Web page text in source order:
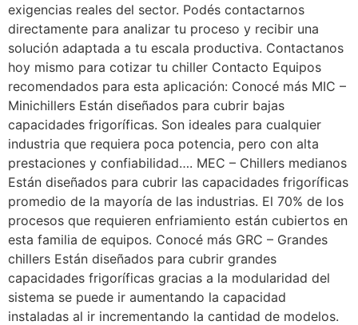
exigencias reales del sector. Podés contactarnos
directamente para analizar tu proceso y recibir una
solución adaptada a tu escala productiva. Contactanos
hoy mismo para cotizar tu chiller Contacto Equipos
recomendados para esta aplicación: Conocé más MIC –
Minichillers Están diseñados para cubrir bajas
capacidades frigoríficas. Son ideales para cualquier
industria que requiera poca potencia, pero con alta
prestaciones y confiabilidad…. MEC – Chillers medianos
Están diseñados para cubrir las capacidades frigoríficas
promedio de la mayoría de las industrias. El 70% de los
procesos que requieren enfriamiento están cubiertos en
esta familia de equipos. Conocé más GRC – Grandes
chillers Están diseñados para cubrir grandes
capacidades frigoríficas gracias a la modularidad del
sistema se puede ir aumentando la capacidad
instaladas al ir incrementando la cantidad de modelos.